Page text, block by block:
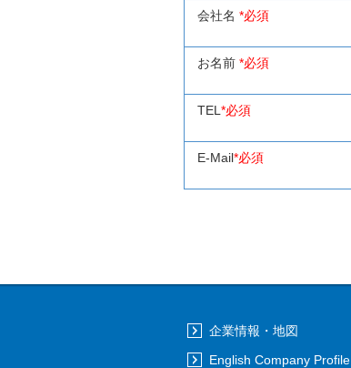
会社名 *必須
お名前 *必須
TEL *必須
E-Mail*必須
企業情報・地図
English Company Profile